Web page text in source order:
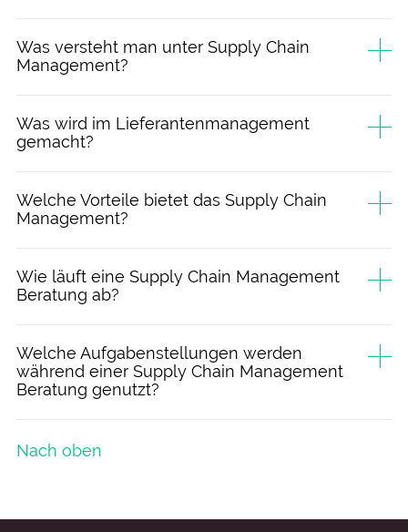
Was versteht man unter Supply Chain
Management?
Was wird im Lieferantenmanagement
gemacht?
Welche Vorteile bietet das Supply Chain
Management?
Wie läuft eine Supply Chain Management
Beratung ab?
Welche Aufgabenstellungen werden
während einer Supply Chain Management
Beratung genutzt?
Nach oben